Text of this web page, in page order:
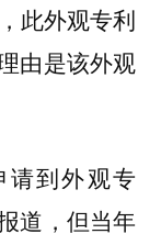
此外观专利
由是该外观
请到外观专
道，但当年